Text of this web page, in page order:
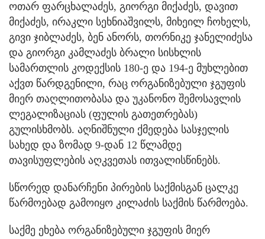
ოთარ ფარცხალაძეს, გიორგი მიქაძეს, დავით
მიქაძეს, ირაკლი სეხნიაშვილს, მიხეილ ჩოხელს,
გივი ჯიბლაძეს, ბენ ანორს, თორნიკე ჯანელიძესა
და გიორგი კამლაძეს ბრალი სისხლის
სამართლის კოდექსის 180-ე და 194-ე მუხლებით
აქვთ წარდგენილი, რაც ორგანიზებული ჯგუფის
მიერ თაღლითობასა და უკანონო შემოსავლის
ლეგალიზაციას (ფულის გათეთრებას)
გულისხმობს. აღნიშნული ქმედება სასჯელის
სახედ და ზომად 9-დან 12 წლამდე
თავისუფლების აღკვეთას ითვალისწინებს.
სწორედ დანარჩენი პირების საქმისგან ცალკე
წარმოებად გამოიყო კილაძის საქმის წარმოება.
საქმე ეხება ორგანიზებული ჯგუფის მიერ